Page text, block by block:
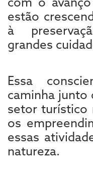
estão
à
grandes
Essa
caminha junto
setor turístico
os
essas
natureza.